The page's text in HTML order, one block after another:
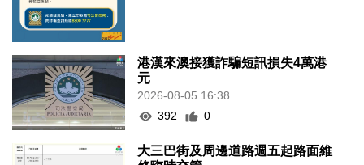
港漢來澳接獲詐騙短訊損失4萬港
元
2026-08-05 16:38
392
0
大三巴街及周邊道路週五起路面維